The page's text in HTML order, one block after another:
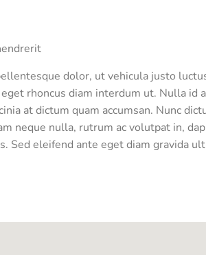
dolor, ut vehicula justo
rhoncus diam interdum ut. Nulla id
at dictum quam accumsan. Nunc
neque nulla, rutrum ac volutpat in,
Sed eleifend ante eget diam gravida